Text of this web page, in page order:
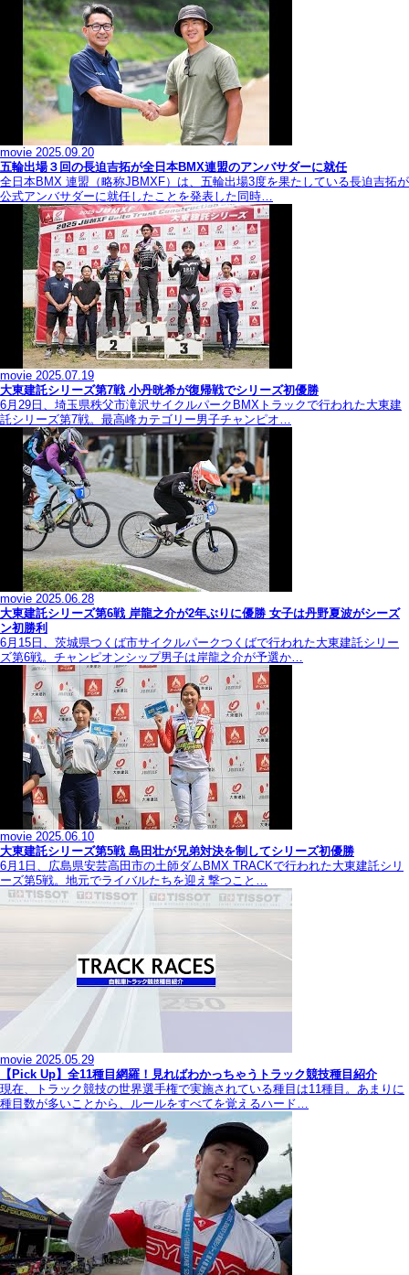
movie 2025.09.20
五輪出場３回の長迫吉拓が全日本BMX連盟のアンバサダーに就任
全日本BMX 連盟（略称JBMXF）は、五輪出場3度を果たしている長迫吉拓が
公式アンバサダーに就任したことを発表した同時…
movie 2025.07.19
大東建託シリーズ第7戦 ⼩丹晄希が復帰戦でシリーズ初優勝
6月29日、埼玉県秩父市滝沢サイクルパークBMXトラックで行われた大東建
託シリーズ第7戦。最高峰カテゴリー男子チャンピオ…
movie 2025.06.28
大東建託シリーズ第6戦 岸龍之介が2年ぶりに優勝 女子は丹野夏波がシーズ
ン初勝利
6月15日、茨城県つくば市サイクルパークつくばで行われた大東建託シリー
ズ第6戦。チャンピオンシップ男子は岸龍之介が予選か…
movie 2025.06.10
大東建託シリーズ第5戦 島田壮が兄弟対決を制してシリーズ初優勝
6月1日、広島県安芸高田市の土師ダムBMX TRACKで行われた大東建託シリ
ーズ第5戦。地元でライバルたちを迎え撃つこと…
movie 2025.05.29
【Pick Up】全11種目網羅！見ればわかっちゃうトラック競技種目紹介
現在、トラック競技の世界選手権で実施されている種目は11種目。あまりに
種目数が多いことから、ルールをすべてを覚えるハード…